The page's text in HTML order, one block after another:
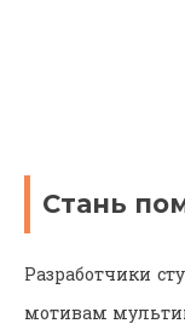
Стань
Разработчики
мотивам